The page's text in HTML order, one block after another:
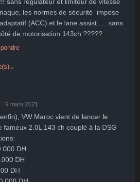
les normes de sécurité  impose
(ACC) et le lane assist .... sans
de motorisation 143ch ?????
⌄
9 mars 2021
VW Maroc vient de lancer le
fameux 2.0L 143 ch couplé à la DSG
DH
DH
DH